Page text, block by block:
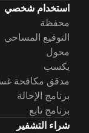
استخدام شخصي
محفظة
التوقيع المساحي
محول
يكسب
مدقق مكافحة
برنامج الإحالة
برنامج تابع
شراء التشفير